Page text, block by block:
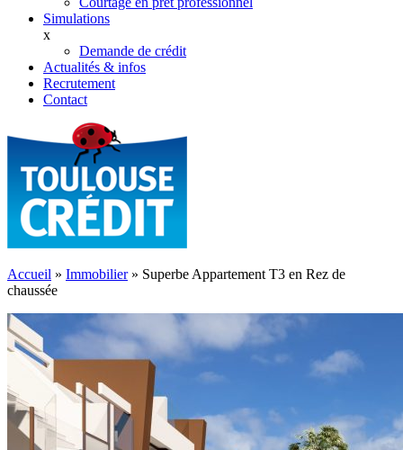
Simulations
x
Demande de crédit
Actualités & infos
Recrutement
Contact
Accueil » Immobilier» Superbe Appartement T3 en Rez de
chaussée